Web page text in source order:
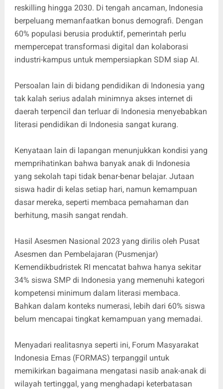
reskilling hingga 2030. Di tengah ancaman, Indonesia
berpeluang memanfaatkan bonus demografi. Dengan
60% populasi berusia produktif, pemerintah perlu
mempercepat transformasi digital dan kolaborasi
industri-kampus untuk mempersiapkan SDM siap AI.
Persoalan lain di bidang pendidikan di Indonesia yang
tak kalah serius adalah minimnya akses internet di
daerah terpencil dan terluar di Indonesia menyebabkan
literasi pendidikan di Indonesia sangat kurang.
Kenyataan lain di lapangan menunjukkan kondisi yang
memprihatinkan bahwa banyak anak di Indonesia
yang sekolah tapi tidak benar-benar belajar. Jutaan
siswa hadir di kelas setiap hari, namun kemampuan
dasar mereka, seperti membaca pemahaman dan
berhitung, masih sangat rendah.
Hasil Asesmen Nasional 2023 yang dirilis oleh Pusat
Asesmen dan Pembelajaran (Pusmenjar)
Kemendikbudristek RI mencatat bahwa hanya sekitar
34% siswa SMP di Indonesia yang memenuhi kategori
kompetensi minimum dalam literasi membaca.
Bahkan dalam konteks numerasi, lebih dari 60% siswa
belum mencapai tingkat kemampuan yang memadai.
Menyadari realitasnya seperti ini, Forum Masyarakat
Indonesia Emas (FORMAS) terpanggil untuk
memikirkan bagaimana mengatasi nasib anak-anak di
wilayah tertinggal, yang menghadapi keterbatasan